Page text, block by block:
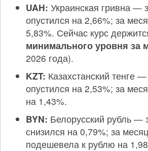
UAH: Украинская гривна —
опустился на 2,66%; за
5,83%. Сейчас курс
минимального уровня за
2026 года).
KZT: Казахстанский тенге
опустился на 2,53%; за
на 1,43%.
BYN: Белорусский рубль —
снизился на 0,79%; за
подешевела к рублю на